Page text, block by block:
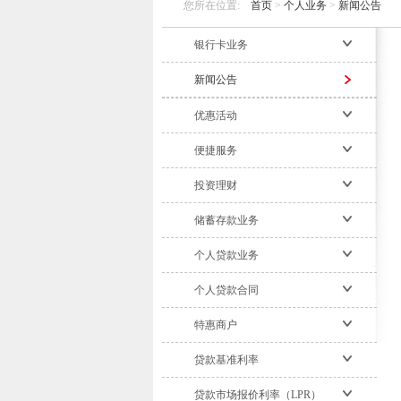
您所在位置: 首页 > 个人业务 > 新闻公告
银行卡业务
新闻公告
优惠活动
便捷服务
投资理财
储蓄存款业务
个人贷款业务
个人贷款合同
特惠商户
贷款基准利率
贷款市场报价利率（LPR）